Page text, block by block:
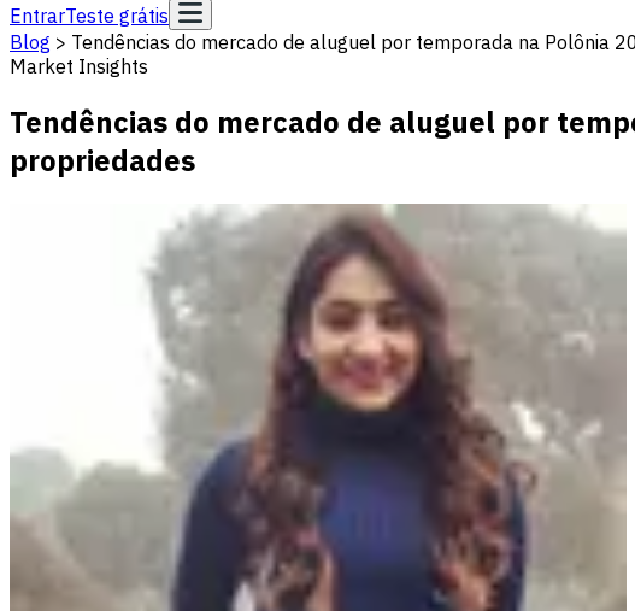
EntrarTeste grátis
Blog > Tendências do mercado de aluguel por temporada na Polônia
Market Insights
Tendências do mercado de aluguel por
propriedades